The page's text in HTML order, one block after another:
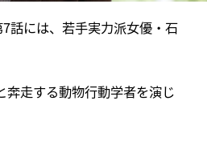
話には、若手実力派女優・石
奔走する動物行動学者を演じ